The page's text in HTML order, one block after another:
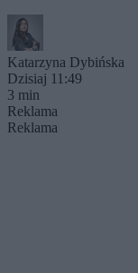
Katarzyna Dybińska
Dzisiaj 11:49
3 min
Reklama
Reklama